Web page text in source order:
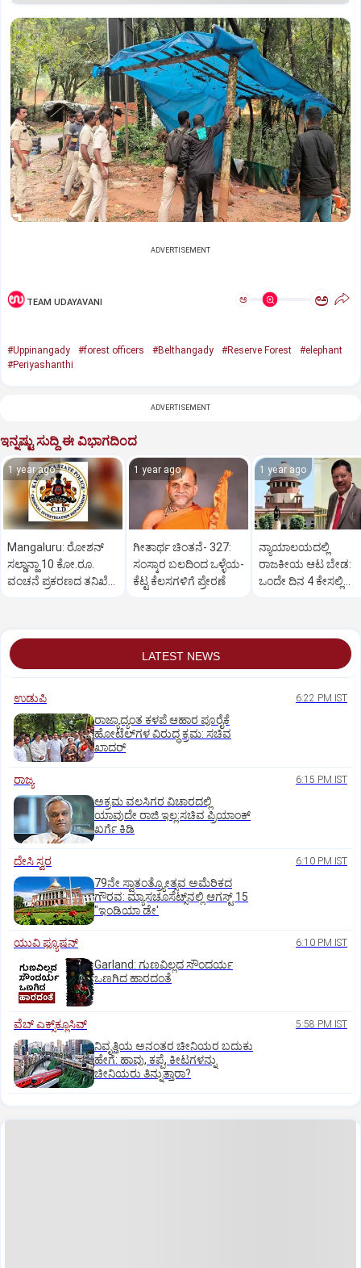
ADVERTISEMENT
TEAM UDAYAVANI ಅ ಅ
#Uppinangady #forest officers #Belthangady #Reserve Forest
#elephant
#Periyashanthi
ADVERTISEMENT
ಇನ್ನಷ್ಟು ಸುದ್ದಿ ಈ ವಿಭಾಗದಿಂದ
1 year ago
Mangaluru: ರೋಶನ್‌
ಸಲ್ಡಾನ್ಹಾ 10 ಕೋ.ರೂ.
ವಂಚನೆ ಪ್ರಕರಣದ ತನಿಖೆ
1 year ago
ಗೀತಾರ್ಥ ಚಿಂತನೆ- 327:
ಸಂಸ್ಕಾರ ಬಲದಿಂದ ಒಳ್ಳೆಯ-
ಕೆಟ್ಟ ಕೆಲಸಗಳಿಗೆ ಪ್ರೇರಣೆ
1 year ago
ನ್ಯಾಯಾಲಯದಲ್ಲಿ
ರಾಜಕೀಯ ಆಟ ಬೇಡ:
ಒಂದೇ ದಿನ 4 ಕೇಸಲ್ಲಿ
LATEST NEWS
ಉಡುಪಿ 6:22 PM IST
ರಾಜ್ಯಾದ್ಯಂತ ಕಳಪೆ ಆಹಾರ ಪೂರೈಕೆ
ಹೋಟೆಲ್‌ಗಳ ವಿರುದ್ಧ ಕ್ರಮ: ಸಚಿವ
ಖಾದರ್
ರಾಜ್ಯ 6:15 PM IST
ಅಕ್ರಮ ವಲಸಿಗರ ವಿಚಾರದಲ್ಲಿ
ಯಾವುದೇ ರಾಜಿ ಇಲ್ಲ:ಸಚಿವ ಪ್ರಿಯಾಂಕ್
ಖರ್ಗೆ ಕಿಡಿ
ದೇಸಿ ಸ್ವರ 6:10 PM IST
79ನೇ ಸ್ವಾತಂತ್ರ್ಯೋತ್ಸವ ಅಮೆರಿಕದ
ಗೌರವ: ಮ್ಯಾಸಚೂಸೆಟ್ಸ್‌ನಲ್ಲಿ ಆಗಸ್ಟ್‌ 15
"ಇಂಡಿಯಾ ಡೇ'
ಯುವಿ ಫ್ಯೂಷನ್ 6:10 PM IST
Garland: ಗುಣವಿಲ್ಲದ ಸೌಂದರ್ಯ
ಒಣಗಿದ ಹಾರದಂತೆ
ವೆಬ್ ಎಕ್ಸ್‌ಕ್ಲೂಸಿವ್ 5:58 PM IST
ನಿವೃತ್ತಿಯ ಅನಂತರ ಚೀನಿಯರ ಬದುಕು
ಹೇಗೆ: ಹಾವು, ಕಪ್ಪೆ, ಕೀಟಗಳನ್ನು
ಚೀನಿಯರು ತಿನ್ನುತ್ತಾರಾ?